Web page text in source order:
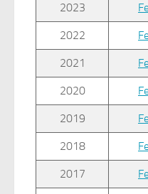
2023
2022
2021
2020
2019
2018
2017